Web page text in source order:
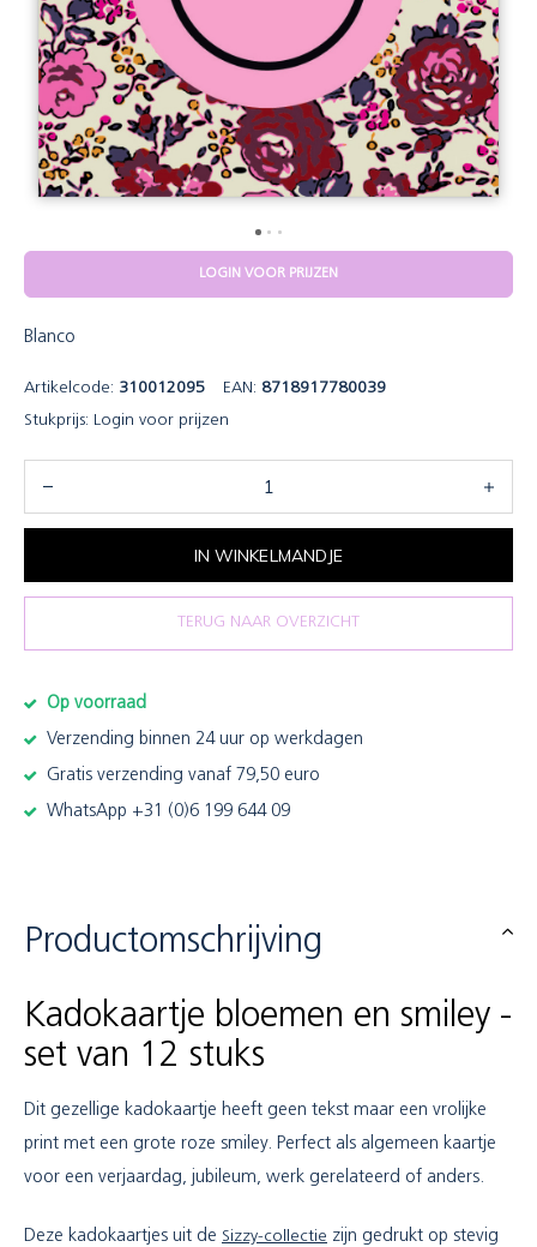
LOGIN VOOR PRIJZEN
Blanco
Artikelcode: 310012095 EAN: 8718917780039
Stukprijs: Login voor prijzen
IN WINKELMANDJE
TERUG NAAR OVERZICHT
Op voorraad
Verzending binnen 24 uur op werkdagen
Gratis verzending vanaf 79,50 euro
WhatsApp +31 (0)6 199 644 09
Productomschrijving
Kadokaartje bloemen en smiley -
set van 12 stuks
Dit gezellige kadokaartje heeft geen tekst maar een vrolijke
print met een grote roze smiley. Perfect als algemeen kaartje
voor een verjaardag, jubileum, werk gerelateerd of anders.
Deze kadokaartjes uit de Sizzy-collectie zijn gedrukt op stevig